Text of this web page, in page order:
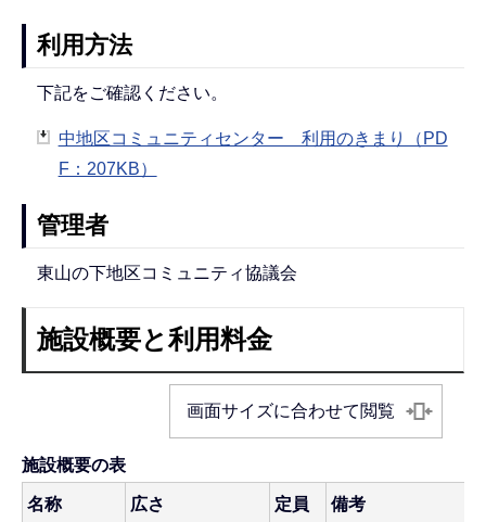
利用方法
下記をご確認ください。
中地区コミュニティセンター 利用のきまり（PD
F：207KB）
管理者
東山の下地区コミュニティ協議会
施設概要と利用料金
画面サイズに合わせて閲覧
施設概要の表
名称 広さ 定員 備考